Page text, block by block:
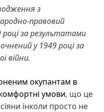
з
правовий
за результатами
у 1949 році за
війни.
окупантам в
умови, що це
інколи просто не